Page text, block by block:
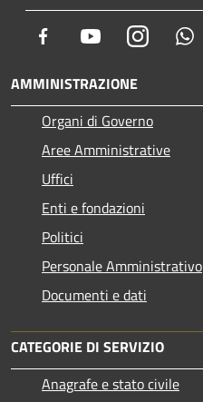
Facebook YoutubeInstagram
AMMINISTRAZIONE
Organi di Governo
Aree Amministrative
Uffici
Enti e fondazioni
Politici
Personale Amministrativo
Documenti e dati
CATEGORIE DI SERVIZIO
Anagrafe e stato civile